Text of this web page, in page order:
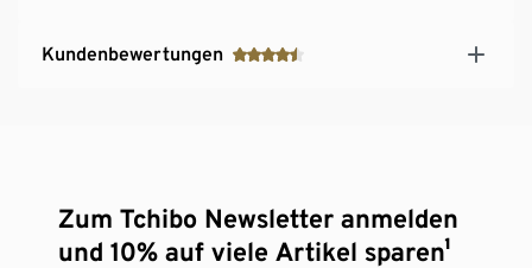
Kundenbewertungen
Zum Tchibo Newsletter anmelden
und 10% auf viele Artikel sparen¹